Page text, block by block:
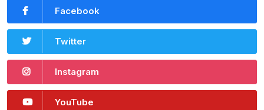
Facebook
Twitter
Instagram
YouTube